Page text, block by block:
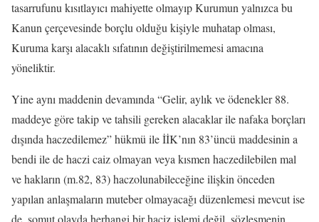
tasarrufunu kısıtlayıcı mahiyette olmayıp Kurumun yalnızca bu
Kanun çerçevesinde borçlu olduğu kişiyle muhatap olması,
Kuruma karşı alacaklı sıfatının değiştirilmemesi amacına
yöneliktir.
Yine aynı maddenin devamında “Gelir, aylık ve ödenekler 88.
maddeye göre takip ve tahsili gereken alacaklar ile nafaka borçları
dışında haczedilemez” hükmü ile İİK’nın 83’üncü maddesinin a
bendi ile de haczi caiz olmayan veya kısmen haczedilebilen mal
ve hakların (m.82, 83) haczolunabileceğine ilişkin önceden
yapılan anlaşmaların muteber olmayacağı düzenlemesi mevcut ise
de, somut olayda herhangi bir haciz işlemi değil, sözleşmenin